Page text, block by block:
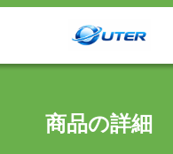
商品の詳細